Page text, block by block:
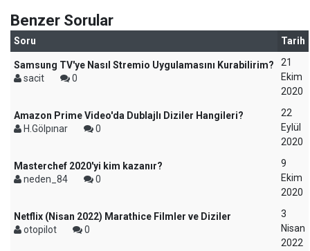
Benzer Sorular
Soru Tarih
Samsung TV'ye Nasıl Stremio Uygulamasını Kurabilirim?
sacit
0
21
Ekim
2020
Amazon Prime Video'da Dublajlı Diziler Hangileri?
H.Gölpınar
0
22
Eylül
2020
Masterchef 2020'yi kim kazanır?
neden_84
0
9
Ekim
2020
Netflix (Nisan 2022) Marathice Filmler ve Diziler
otopilot
0
3
Nisan
2022